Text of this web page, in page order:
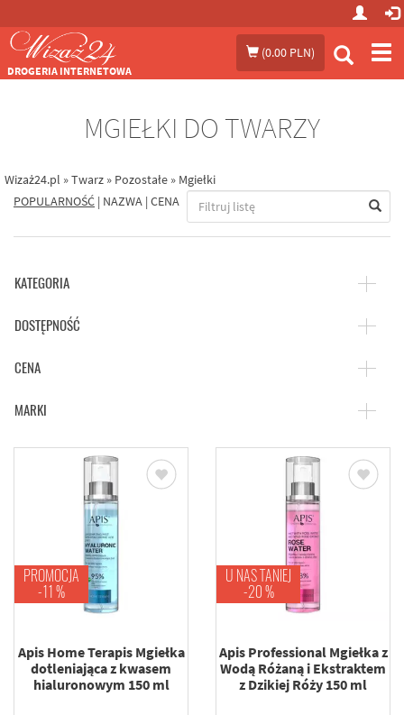
(0.00 PLN)
DROGERIA INTERNETOWA
MGIEŁKI DO TWARZY
Wizaż24.pl »Twarz » Pozostałe » Mgiełki
POPULARNOŚĆ | NAZWA | CENA
KATEGORIA
DOSTĘPNOŚĆ
CENA
MARKI
PROMOCJA
-11 %
Apis Home Terapis Mgiełka
dotleniająca z kwasem
hialuronowym 150 ml
U NAS TANIEJ
-20 %
Apis Professional Mgiełka z
Wodą Różaną i Ekstraktem
z Dzikiej Róży 150 ml